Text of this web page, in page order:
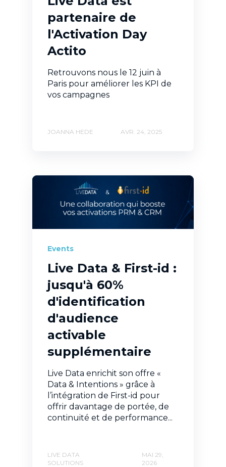
partenaire de
l'Activation Day
Actito
Retrouvons nous le 12 juin à
Paris pour améliorer les KPI de
vos campagnes
JOANNA HEDE AVR. 24, 2025
Events
Live Data & First-id :
jusqu'à 60%
d'identification
d'audience
activable
supplémentaire
Live Data enrichit son offre «
Data & Intentions » grâce à
l’intégration de First-id pour
offrir davantage de portée, de
continuité et de performance...
LIVE DATA
SOLUTIONS
MAI 29,
2026